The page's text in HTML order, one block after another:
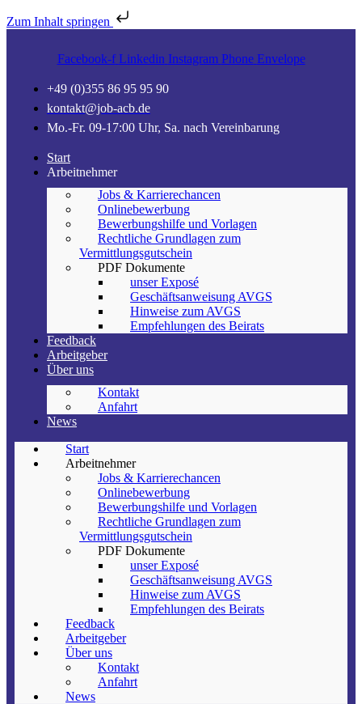
Zum Inhalt springen
Facebook-f Linkedin Instagram Phone Envelope
+49 (0)355 86 95 95 90
kontakt@job-acb.de
Mo.-Fr. 09-17:00 Uhr, Sa. nach Vereinbarung
Start
Arbeitnehmer
Jobs & Karrierechancen
Onlinebewerbung
Bewerbungshilfe und Vorlagen
Rechtliche Grundlagen zum
Vermittlungsgutschein
PDF Dokumente
unser Exposé
Geschäftsanweisung AVGS
Hinweise zum AVGS
Empfehlungen des Beirats
Feedback
Arbeitgeber
Über uns
Kontakt
Anfahrt
News
Start
Arbeitnehmer
Jobs & Karrierechancen
Onlinebewerbung
Bewerbungshilfe und Vorlagen
Rechtliche Grundlagen zum
Vermittlungsgutschein
PDF Dokumente
unser Exposé
Geschäftsanweisung AVGS
Hinweise zum AVGS
Empfehlungen des Beirats
Feedback
Arbeitgeber
Über uns
Kontakt
Anfahrt
News